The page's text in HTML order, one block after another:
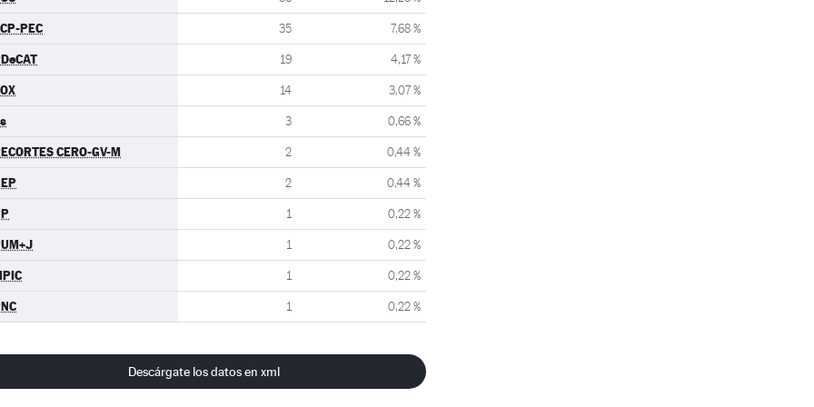
PEC 35 7,68 %
19 4,17 %
14 3,07 %
3 0,66 %
CERO-GV-M 2 0,44 %
2 0,44 %
1 0,22 %
1 0,22 %
1 0,22 %
1 0,22 %
Descárgate los datos en xml